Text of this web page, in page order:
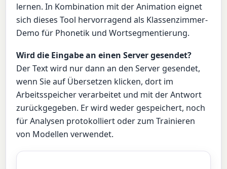
lernen. In Kombination mit der Animation eignet
sich dieses Tool hervorragend als Klassenzimmer-
Demo für Phonetik und Wortsegmentierung.
Wird die Eingabe an einen Server gesendet?
Der Text wird nur dann an den Server gesendet,
wenn Sie auf Übersetzen klicken, dort im
Arbeitsspeicher verarbeitet und mit der Antwort
zurückgegeben. Er wird weder gespeichert, noch
für Analysen protokolliert oder zum Trainieren
von Modellen verwendet.